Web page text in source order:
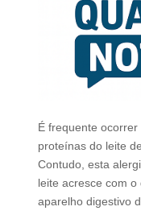
É frequente
proteínas do leite
Contudo, esta
leite acresce com
aparelho digestivo